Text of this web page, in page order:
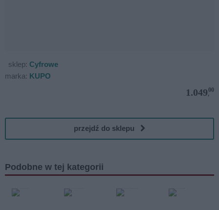
sklep: Cyfrowe
marka: KUPO
1.049,
00
przejdź do sklepu
Podobne w tej kategorii